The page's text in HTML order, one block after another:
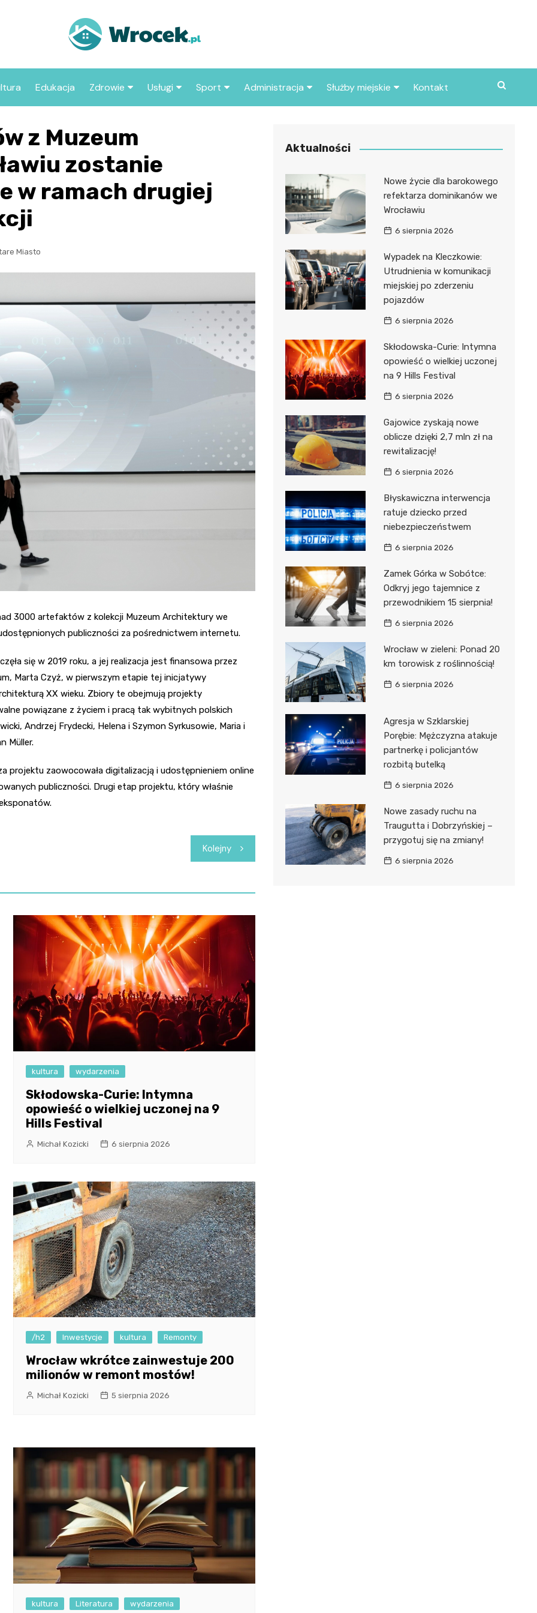
we
Edukacja Zdrowie
Sklep medyczny
Apteka
Usługi
Taxi
Stacja paliw
Kino
Poczta
Sport
sportowe
Administracja
Urząd miasta
Służby miejskie
Policja
Kontakt
z Muzeum
zostanie
w ramach drugiej
Miasto
3000 artefaktów z kolekcji Muzeum Architektury we
publiczności za pośrednictwem internetu.
się w 2019 roku, a jej realizacja jest finansowa przez
Marta Czyż, w pierwszym etapie tej inicjatywy
XX wieku. Zbiory te obejmują projekty
powiązane z życiem i pracą tak wybitnych polskich
Andrzej Frydecki, Helena i Szymon Syrkusowie, Maria i
Müller.
projektu zaowocowała digitalizacją i udostępnieniem online
publiczności. Drugi etap projektu, który właśnie
Kolejny
kultura wydarzenia
Skłodowska-Curie: Intymna
opowieść o wielkiej uczonej na 9
Hills Festival
Michał Kozicki 6 sierpnia 2026
/h2 Inwestycje kultura Remonty
Wrocław wkrótce zainwestuje 200
milionów w remont mostów!
Michał Kozicki 5 sierpnia 2026
kultura Literatura wydarzenia
Aktualności
Nowe życie dla barokowego
refektarza dominikanów we
Wrocławiu
6 sierpnia 2026
Wypadek na Kleczkowie:
Utrudnienia w komunikacji
miejskiej po zderzeniu
pojazdów
6 sierpnia 2026
Skłodowska-Curie: Intymna
opowieść o wielkiej uczonej
na 9 Hills Festival
6 sierpnia 2026
Gajowice zyskają nowe
oblicze dzięki 2,7 mln zł na
rewitalizację!
6 sierpnia 2026
Błyskawiczna interwencja
ratuje dziecko przed
niebezpieczeństwem
6 sierpnia 2026
Zamek Górka w Sobótce:
Odkryj jego tajemnice z
przewodnikiem 15 sierpnia!
6 sierpnia 2026
Wrocław w zieleni: Ponad 20
km torowisk z roślinnością!
6 sierpnia 2026
Agresja w Szklarskiej
Porębie: Mężczyzna atakuje
partnerkę i policjantów
rozbitą butelką
6 sierpnia 2026
Nowe zasady ruchu na
Traugutta i Dobrzyńskiej –
przygotuj się na zmiany!
6 sierpnia 2026